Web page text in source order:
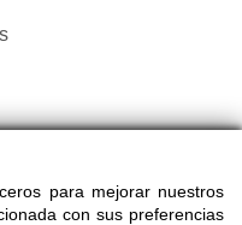
para mejorar nuestros
con sus preferencias